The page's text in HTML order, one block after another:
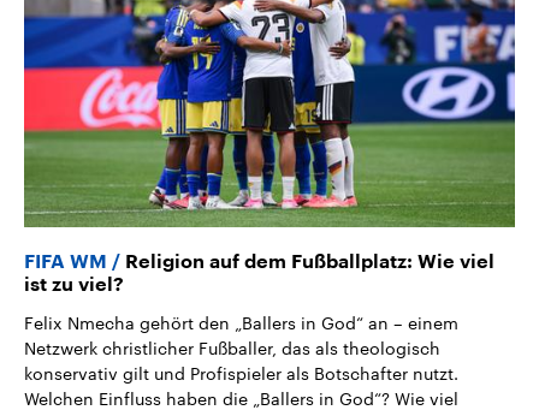
FIFA WM
Religion auf dem Fußballplatz: Wie viel
ist zu viel?
Felix Nmecha gehört den „Ballers in God“ an – einem
Netzwerk christlicher Fußballer, das als theologisch
konservativ gilt und Profispieler als Botschafter nutzt.
Welchen Einfluss haben die „Ballers in God“? Wie viel